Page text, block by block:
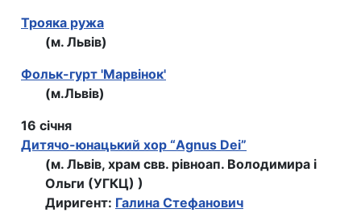
Трояка ружа
(м. Львів)
Фольк-гурт 'Марвінок'
(м.Львів)
16 січня
Дитячо-юнацький хор “Agnus Dei”
(м. Львів, храм свв. рівноап. Володимира і
Ольги (УГКЦ) )
Диригент: Галина Стефанович